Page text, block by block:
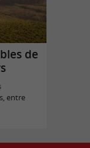
de
entre